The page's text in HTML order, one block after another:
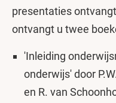
presentaties
ontvangt u twee
'Inleiding
onderwijs' door
en R. van